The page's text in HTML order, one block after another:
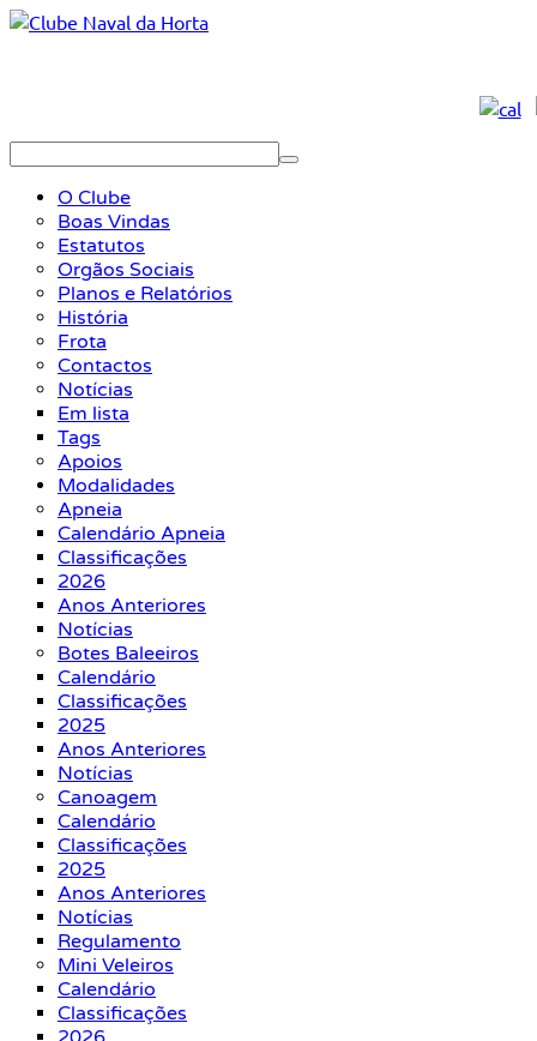
O Clube
Boas Vindas
Estatutos
Orgãos Sociais
Planos e Relatórios
História
Frota
Contactos
Notícias
Em lista
Tags
Apoios
Modalidades
Apneia
Calendário Apneia
Classificações
2026
Anos Anteriores
Notícias
Botes Baleeiros
Calendário
Classificações
2025
Anos Anteriores
Notícias
Canoagem
Calendário
Classificações
2025
Anos Anteriores
Notícias
Regulamento
Mini Veleiros
Calendário
Classificações